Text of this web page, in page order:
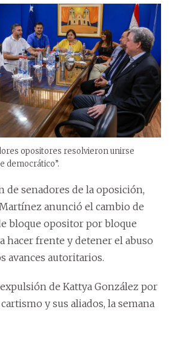
opositores resolvieron unirse
democrático”.
de senadores de la oposición,
anunció el cambio de
bloque opositor por bloque
hacer frente y detener el abuso
avances autoritarios.
de Kattya González por
y sus aliados, la semana